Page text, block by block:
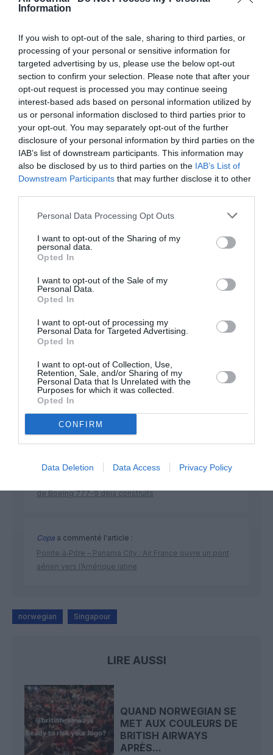
Information
If you wish to opt-out of the sale, sharing to third parties, or
processing of your personal or sensitive information for
targeted advertising by us, please use the below opt-out
section to confirm your selection. Please note that after your
opt-out request is processed you may continue seeing
interest-based ads based on personal information utilized by
us or personal information disclosed to third parties prior to
your opt-out. You may separately opt-out of the further
disclosure of your personal information by third parties on the
IAB’s list of downstream participants. This information may
also be disclosed by us to third parties on the IAB’s List of
Downstream Participants that may further disclose it to other
Personal Data Processing Opt Outs
I want to opt-out of the Sharing of my
personal data.
Opted In
I want to opt-out of the Sale of my
Personal Data.
Opted In
I want to opt-out of processing my
Personal Data for Targeted Advertising.
Opted In
I want to opt-out of Collection, Use,
Retention, Sale, and/or Sharing of my
Personal Data that Is Unrelated with the
Purposes for which it was collected.
Opted In
CONFIRM
Data Deletion Data Access Privacy Policy
Pilota commenté :
7 décembre 2017 - 21 h 45
Vous pensez qu ils vous feraient par de leurs comptabilité?
RÉPONDRE
LAISSER UN COMMENTAIRE
Appel aux lecteurs !
Soutenez Air Journal participez
DERNIERS COMMENTAIRES
Djma commenté l'article :
de Boeing 777-9 déjà construits
Copa a commenté l'article :
Pointe‑à‑Pitre – Panama City : Air France ouvre un pont
aérien vers l’Amérique latine
norwegian Singapour
LIRE AUSSI
QUAND NORWEGIAN SE
MET AUX COULEURS DE
BRITISH AIRWAYS
APRÈS...